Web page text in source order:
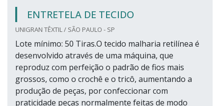
ENTRETELA DE TECIDO
UNIGRAN TÊXTIL / SÃO PAULO - SP
Lote mínimo: 50 Tiras.O tecido malharia retilínea é
desenvolvido através de uma máquina, que
reproduz com perfeição o padrão de fios mais
grossos, como o crochê e o tricô, aumentando a
produção de peças, por confeccionar com
praticidade peças normalmente feitas de modo